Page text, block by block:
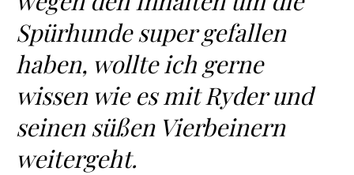
Spürhunde super gefallen
haben, wollte ich gerne
wissen wie es mit Ryder und
seinen süßen Vierbeinern
weitergeht.